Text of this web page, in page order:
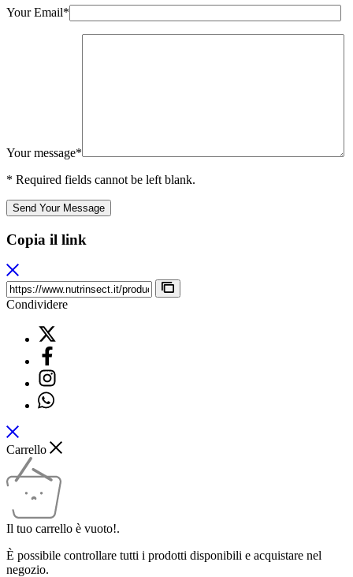
Your Email*
Your message*
* Required fields cannot be left blank.
Send Your Message
Copia il link
Condividere
Carrello
Il tuo carrello è vuoto!.
È possibile controllare tutti i prodotti disponibili e acquistare nel
negozio.